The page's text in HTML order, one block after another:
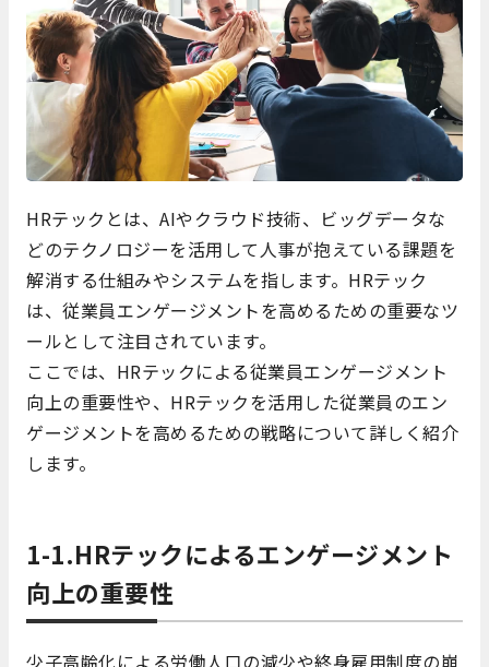
HRテックとは、AIやクラウド技術、ビッグデータな
どのテクノロジーを活用して人事が抱えている課題を
解消する仕組みやシステムを指します。HRテック
は、従業員エンゲージメントを高めるための重要なツ
ールとして注目されています。
ここでは、HRテックによる従業員エンゲージメント
向上の重要性や、HRテックを活用した従業員のエン
ゲージメントを高めるための戦略について詳しく紹介
します。
1-1.HRテックによるエンゲージメント
向上の重要性
少子高齢化による労働人口の減少や終身雇用制度の崩